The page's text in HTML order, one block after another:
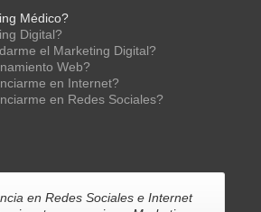
Médico?
Digital?
el Marketing Digital?
Web?
en Internet?
en Redes Sociales?
en Redes Sociales e Internet